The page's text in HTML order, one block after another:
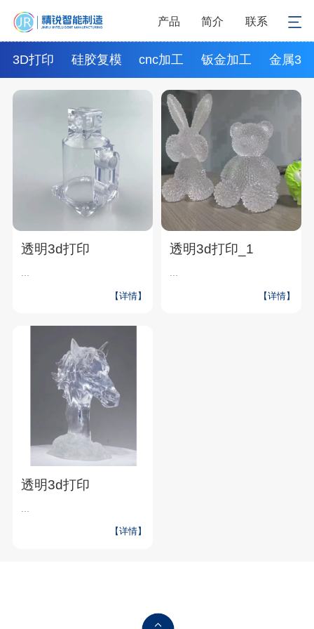
产品 简介 联系
3D打印 硅胶复模 cnc加工 钣金加工 金属3d
透明3d打印
...
【详情】
透明3d打印_1
...
【详情】
透明3d打印
【详情】